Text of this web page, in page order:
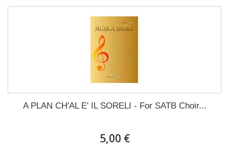
A PLAN CH'AL E' IL SORELI - For SATB Choir...
5,00 €